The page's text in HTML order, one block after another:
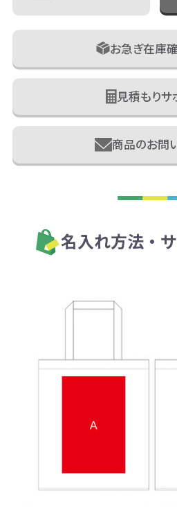
お急ぎ在庫
見積もりサ
商品のお問
名入れ方法・